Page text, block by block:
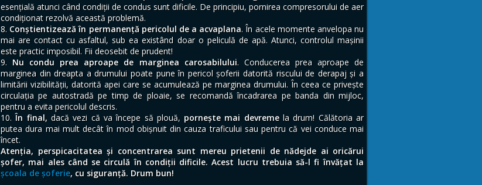
esenţială atunci când condiţii de condus sunt dificile. De principiu, pornirea compresorului de aer
condiţionat rezolvă această problemă.
Conștientizează în permanenţă pericolul de a acvaplana. În acele momente anvelopa nu
mai are contact cu asfaltul, sub ea existând doar o peliculă de apă. Atunci, controlul maşinii
este practic imposibil. Fii deosebit de prudent!
Nu condu prea aproape de marginea carosabilului. Conducerea prea aproape de
marginea din dreapta a drumului poate pune în pericol șoferii datorită riscului de derapaj și a
limitării vizibilității, datorită apei care se acumulează pe marginea drumului. În ceea ce privește
circulația pe autostradă pe timp de ploaie, se recomandă încadrarea pe banda din mijloc,
pentru a evita pericolul descris.
În final, dacă vezi că va începe să plouă, pornește mai devremela drum! Călătoria ar
putea dura mai mult decât în mod obișnuit din cauza traficului sau pentru că vei conduce mai
încet.
Atenția, perspicacitatea și concentrarea sunt mereu prietenii de nădejde ai oricărui
șofer, mai ales când se circulă în condiții dificile. Acest lucru trebuia să-l fi învățat la
școala de șoferie, cu siguranță. Drum bun!